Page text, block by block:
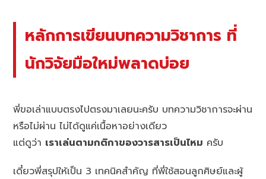
หลักการเขียนบทความวิชาการ ที่
นักวิจัยมือใหม่พลาดบ่อย
พี่ขอเล่าแบบตรงไปตรงมาเลยนะครับ บทความวิชาการจะผ่าน
หรือไม่ผ่าน ไม่ได้ดูแค่เนื้อหาอย่างเดียว
แต่ดูว่า เราเล่นตามกติกาของวารสารเป็นไหม ครับ
เดี๋ยวพี่สรุปให้เป็น 3 เทคนิคสำคัญ ที่พี่ใช้สอนลูกศิษย์และผู้